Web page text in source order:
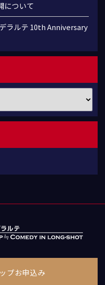
について
ラルテ 10th Anniversary
プお申込み